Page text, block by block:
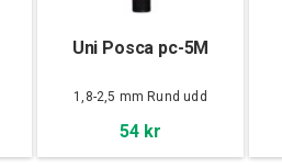
Uni Posca pc-5M
1,8-2,5 mm Rund udd
54 kr